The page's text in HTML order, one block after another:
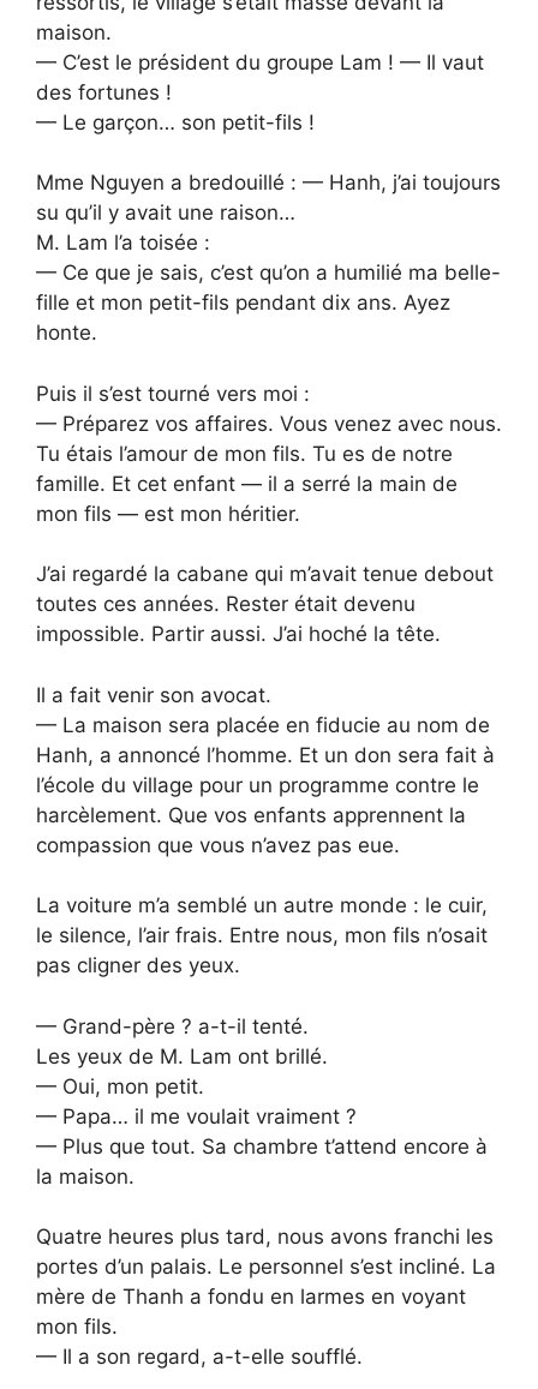
maison.
— C’est le président du groupe Lam ! — Il vaut
des fortunes !
— Le garçon… son petit-fils !
Mme Nguyen a bredouillé : — Hanh, j’ai toujours
su qu’il y avait une raison…
M. Lam l’a toisée :
— Ce que je sais, c’est qu’on a humilié ma belle-
fille et mon petit-fils pendant dix ans. Ayez
honte.
Puis il s’est tourné vers moi :
— Préparez vos affaires. Vous venez avec nous.
Tu étais l’amour de mon fils. Tu es de notre
famille. Et cet enfant — il a serré la main de
mon fils — est mon héritier.
J’ai regardé la cabane qui m’avait tenue debout
toutes ces années. Rester était devenu
impossible. Partir aussi. J’ai hoché la tête.
Il a fait venir son avocat.
— La maison sera placée en fiducie au nom de
Hanh, a annoncé l’homme. Et un don sera fait à
l’école du village pour un programme contre le
harcèlement. Que vos enfants apprennent la
compassion que vous n’avez pas eue.
La voiture m’a semblé un autre monde : le cuir,
le silence, l’air frais. Entre nous, mon fils n’osait
pas cligner des yeux.
— Grand-père ? a-t-il tenté.
Les yeux de M. Lam ont brillé.
— Oui, mon petit.
— Papa… il me voulait vraiment ?
— Plus que tout. Sa chambre t’attend encore à
la maison.
Quatre heures plus tard, nous avons franchi les
portes d’un palais. Le personnel s’est incliné. La
mère de Thanh a fondu en larmes en voyant
mon fils.
— Il a son regard, a-t-elle soufflé.